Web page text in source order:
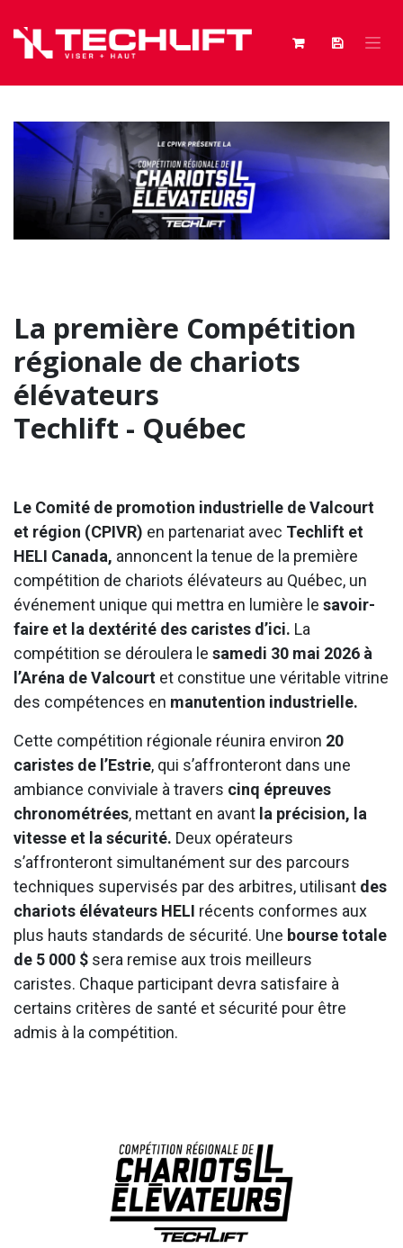
La première Compétition
régionale de chariots
élévateurs
Techlift - Québec
Le Comité de promotion industrielle de Valcourt
et région (CPIVR) en partenariat avec Techlift et
HELI Canada, annoncent la tenue de la première
compétition de chariots élévateurs au Québec, un
événement unique qui mettra en lumière le savoir-
faire et la dextérité des caristes d’ici. La
compétition se déroulera le samedi 30 mai 2026 à
l’Aréna de Valcourt et constitue une véritable vitrine
des compétences en manutention industrielle.
Cette compétition régionale réunira environ 20
caristes de l’Estrie, qui s’affronteront dans une
ambiance conviviale à travers cinq épreuves
chronométrées, mettant en avant la précision, la
vitesse et la sécurité. Deux opérateurs
s’affronteront simultanément sur des parcours
techniques supervisés par des arbitres, utilisant des
chariots élévateurs HELI récents conformes aux
plus hauts standards de sécurité. Une bourse totale
de 5 000 $ sera remise aux trois meilleurs
caristes. Chaque participant devra satisfaire à
certains critères de santé et sécurité pour être
admis à la compétition.